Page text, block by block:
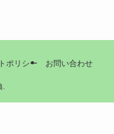
ポリシー お問い合わせ
.